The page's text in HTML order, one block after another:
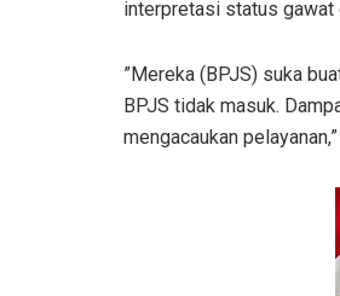
interpretasi status gawat
​”Mereka (BPJS) suka
BPJS tidak masuk.
mengacaukan